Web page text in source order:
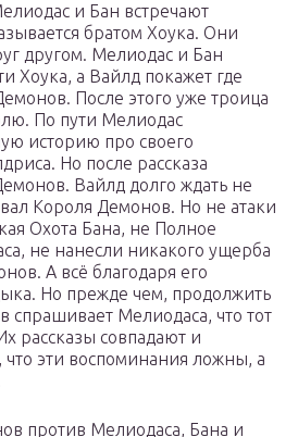
и Бан встречают
братом Хоука. Они
другом. Мелиодас и Бан
Хоука, а Вайлд покажет где
После этого уже троица
По пути Мелиодас
историю про своего
Но после рассказа
Вайлд долго ждать не
Короля Демонов. Но не атаки
Охота Бана, не Полное
не нанесли никакого ущерба
А всё благодаря его
Но прежде чем, продолжить
спрашивает Мелиодаса, что тот
рассказы совпадают и
эти воспоминания ложны, а
против Мелиодаса, Бана и